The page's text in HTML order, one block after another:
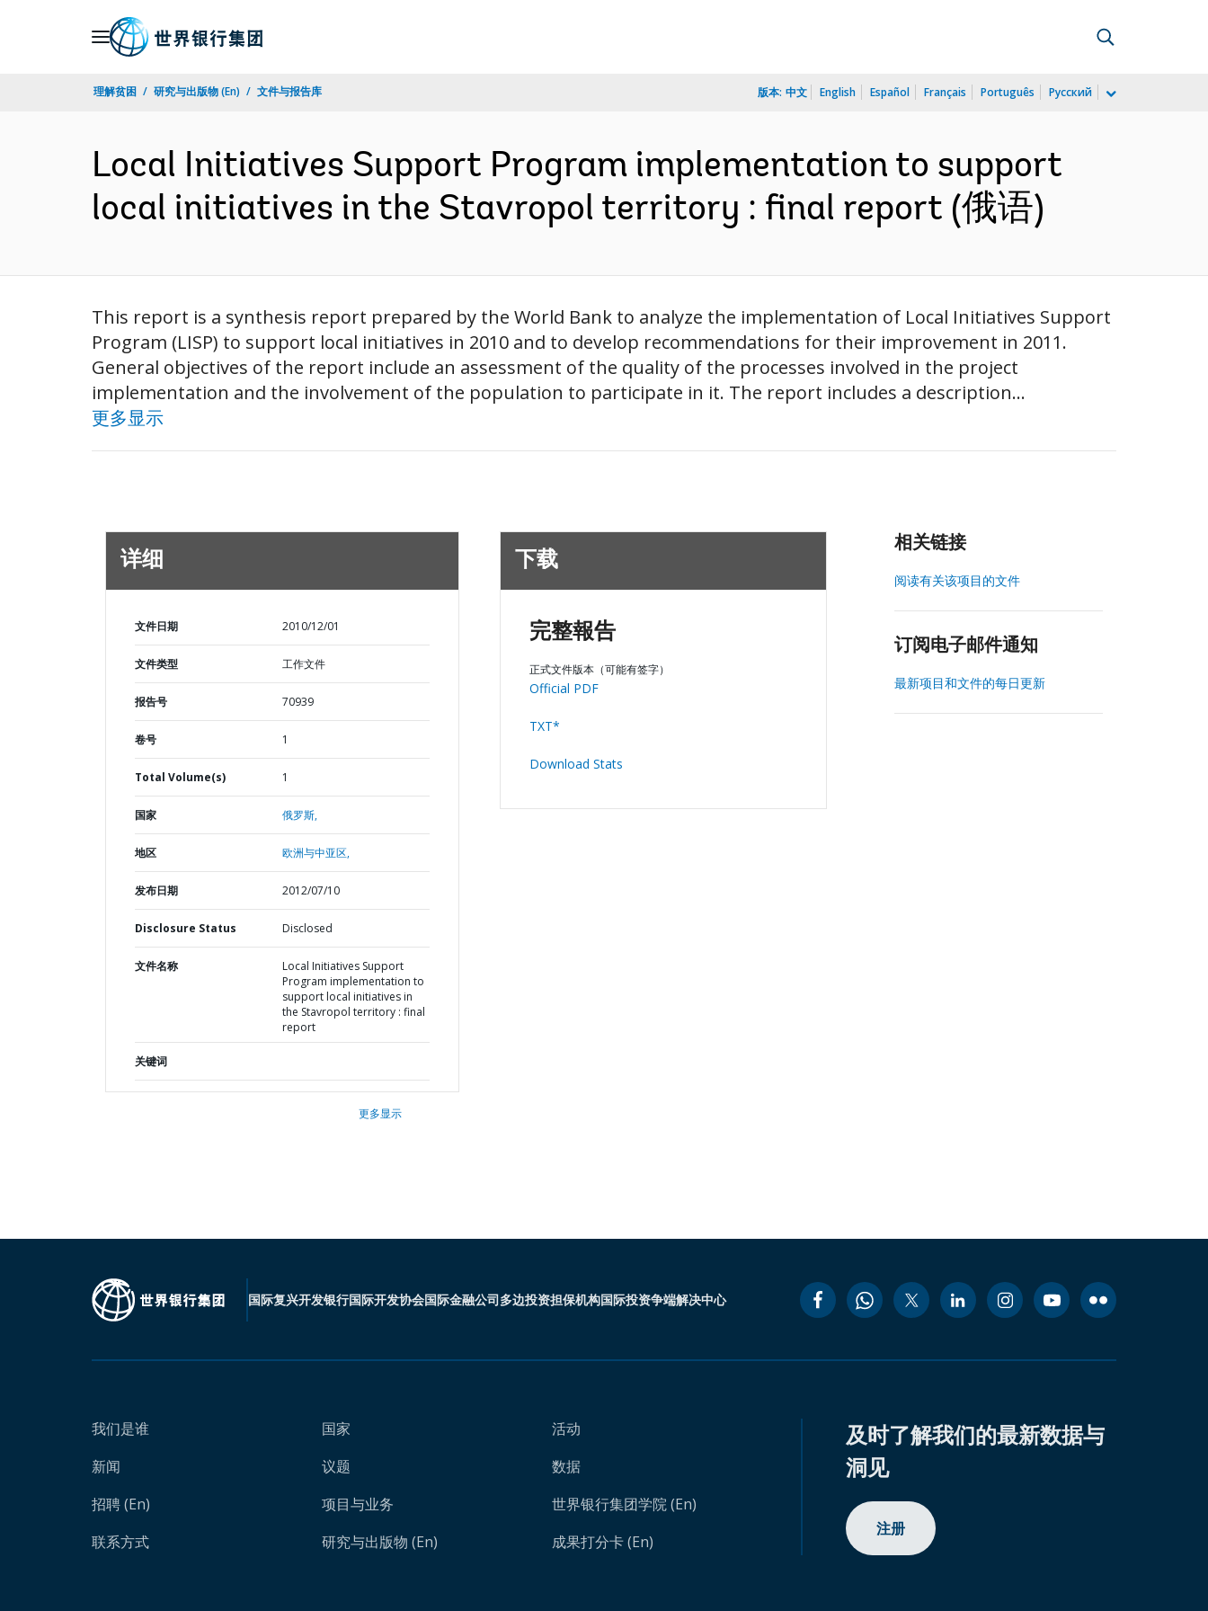
理解贫困 研究与出版物 (En) 文件与报告库 版本: 中文 English Español Français Português Русский
Local Initiatives Support Program implementation to support
local initiatives in the Stavropol territory : final report (俄语)
This report is a synthesis report prepared by the World Bank to analyze the implementation of Local Initiatives Support
Program (LISP) to support local initiatives in 2010 and to develop recommendations for their improvement in 2011.
General objectives of the report include an assessment of the quality of the processes involved in the project
implementation and the involvement of the population to participate in it. The report includes a description...
更多显示
详细
文件日期 2010/12/01
文件类型 工作文件
报告号 70939
卷号 1
Total Volume(s) 1
国家 俄罗斯,
地区 欧洲与中亚区,
发布日期 2012/07/10
Disclosure Status Disclosed
文件名称
Local Initiatives Support
Program implementation to
support local initiatives in
the Stavropol territory : final
report
关键词
更多显示
下载
完整報告
正式文件版本（可能有签字）
Official PDF
TXT*
Download Stats
相关链接
阅读有关该项目的文件
订阅电子邮件通知
最新项目和文件的每日更新
国际复兴开发银行国际开发协会国际金融公司多边投资担保机构国际投资争端解决中心
我们是谁
新闻
招聘 (En)
联系方式
国家
议题
项目与业务
研究与出版物 (En)
活动
数据
世界银行集团学院 (En)
成果打分卡 (En)
及时了解我们的最新数据与
洞见
注册